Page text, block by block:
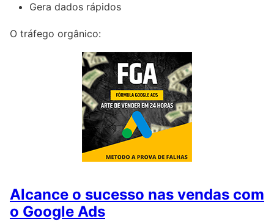
Gera dados rápidos
O tráfego orgânico:
Alcance o sucesso nas vendas com
o Google Ads